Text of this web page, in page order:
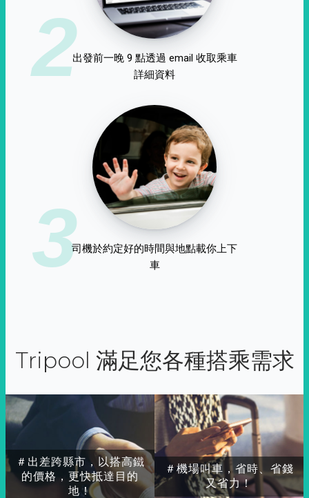
2出發前一晚 9 點透過 email 收取乘車
詳細資料
3司機於約定好的時間與地點載你上下
車
Tripool 滿足您各種搭乘需求
＃出差跨縣市，以搭高鐵
的價格，更快抵達目的
地！
＃機場叫車，省時、省錢
又省力！